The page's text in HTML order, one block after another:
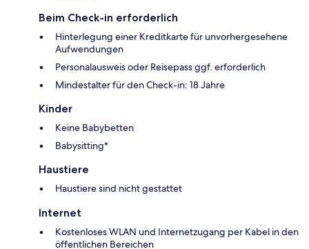
Beim Check-in erforderlich
Hinterlegung einer Kreditkarte für unvorhergesehene
Aufwendungen
Personalausweis oder Reisepass ggf. erforderlich
Mindestalter für den Check-in: 18 Jahre
Kinder
Keine Babybetten
Babysitting*
Haustiere
Haustiere sind nicht gestattet
Internet
Kostenloses WLAN und Internetzugang per Kabel in den
öffentlichen Bereichen